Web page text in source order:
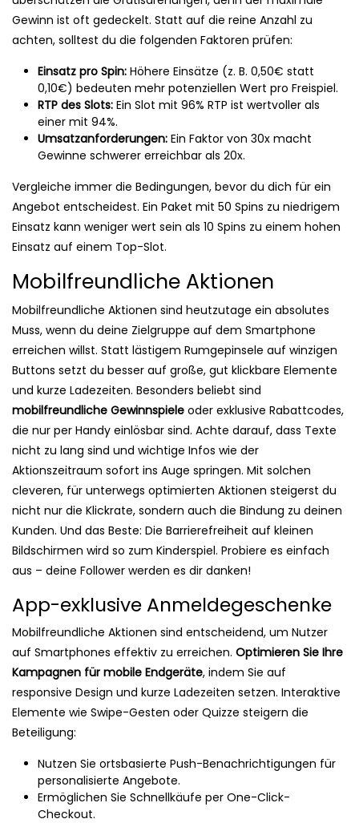
Gewinn ist oft gedeckelt. Statt auf die reine Anzahl zu
achten, solltest du die folgenden Faktoren prüfen:
Einsatz pro Spin: Höhere Einsätze (z. B. 0,50€ statt
0,10€) bedeuten mehr potenziellen Wert pro Freispiel.
RTP des Slots: Ein Slot mit 96% RTP ist wertvoller als
einer mit 94%.
Umsatzanforderungen: Ein Faktor von 30x macht
Gewinne schwerer erreichbar als 20x.
Vergleiche immer die Bedingungen, bevor du dich für ein
Angebot entscheidest. Ein Paket mit 50 Spins zu niedrigem
Einsatz kann weniger wert sein als 10 Spins zu einem hohen
Einsatz auf einem Top-Slot.
Mobilfreundliche Aktionen
Mobilfreundliche Aktionen sind heutzutage ein absolutes
Muss, wenn du deine Zielgruppe auf dem Smartphone
erreichen willst. Statt lästigem Rumgepinsele auf winzigen
Buttons setzt du besser auf große, gut klickbare Elemente
und kurze Ladezeiten. Besonders beliebt sind
mobilfreundliche Gewinnspiele oder exklusive Rabattcodes,
die nur per Handy einlösbar sind. Achte darauf, dass Texte
nicht zu lang sind und wichtige Infos wie der
Aktionszeitraum sofort ins Auge springen. Mit solchen
cleveren, für unterwegs optimierten Aktionen steigerst du
nicht nur die Klickrate, sondern auch die Bindung zu deinen
Kunden. Und das Beste: Die Barrierefreiheit auf kleinen
Bildschirmen wird so zum Kinderspiel. Probiere es einfach
aus – deine Follower werden es dir danken!
App-exklusive Anmeldegeschenke
Mobilfreundliche Aktionen sind entscheidend, um Nutzer
auf Smartphones effektiv zu erreichen. Optimieren Sie Ihre
Kampagnen für mobile Endgeräte, indem Sie auf
responsive Design und kurze Ladezeiten setzen. Interaktive
Elemente wie Swipe-Gesten oder Quizze steigern die
Beteiligung:
Nutzen Sie ortsbasierte Push-Benachrichtigungen für
personalisierte Angebote.
Ermöglichen Sie Schnellkäufe per One-Click-
Checkout.